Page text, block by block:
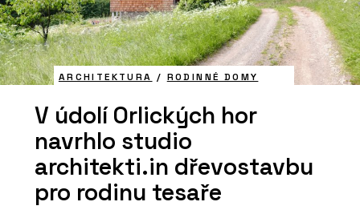
ARCHITEKTURA / RODINNÉ DOMY
V údolí Orlických hor
navrhlo studio
architekti.in dřevostavbu
pro rodinu tesaře